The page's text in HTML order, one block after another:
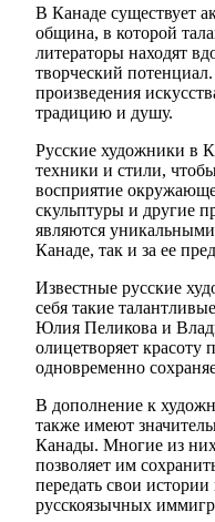
В Канаде существует
община, в которой
литераторы находят
творческий
произведения
традицию и душу.
Русские художники в
техники и стили,
восприятие
скульптуры и другие
являются
Канаде, так и за ее
Известные русские
себя такие
Юлия Пеликова и
олицетворяет
одновременно
В дополнение к
также имеют
Канады. Многие из
позволяет им
передать свои
русскоязычных